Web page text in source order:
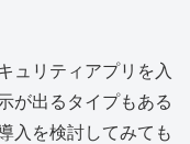
ュリティアプリを入
が出るタイプもある
入を検討してみても